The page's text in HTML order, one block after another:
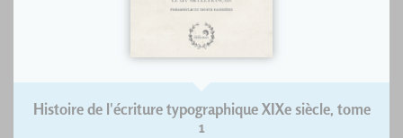
Histoire de l'écriture typographique XIXe siècle, tome
1